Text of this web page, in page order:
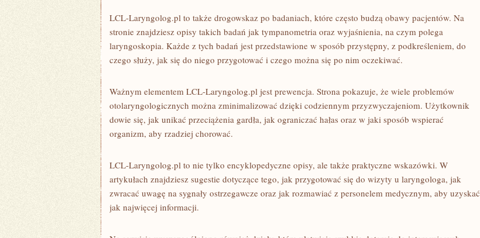
LCL-Laryngolog.pl to także drogowskaz po badaniach, które często budzą obawy pacjentów. Na
stronie znajdziesz opisy takich badań jak tympanometria oraz wyjaśnienia, na czym polega
laryngoskopia. Każde z tych badań jest przedstawione w sposób przystępny, z podkreśleniem, do
czego służy, jak się do niego przygotować i czego można się po nim oczekiwać.
Ważnym elementem LCL-Laryngolog.pl jest prewencja. Strona pokazuje, że wiele problemów
otolaryngologicznych można zminimalizować dzięki codziennym przyzwyczajeniom. Użytkownik
dowie się, jak unikać przeciążenia gardła, jak ograniczać hałas oraz w jaki sposób wspierać
organizm, aby rzadziej chorować.
LCL-Laryngolog.pl to nie tylko encyklopedyczne opisy, ale także praktyczne wskazówki. W
artykułach znajdziesz sugestie dotyczące tego, jak przygotować się do wizyty u laryngologa, jak
zwracać uwagę na sygnały ostrzegawcze oraz jak rozmawiać z personelem medycznym, aby uzyskać
jak najwięcej informacji.